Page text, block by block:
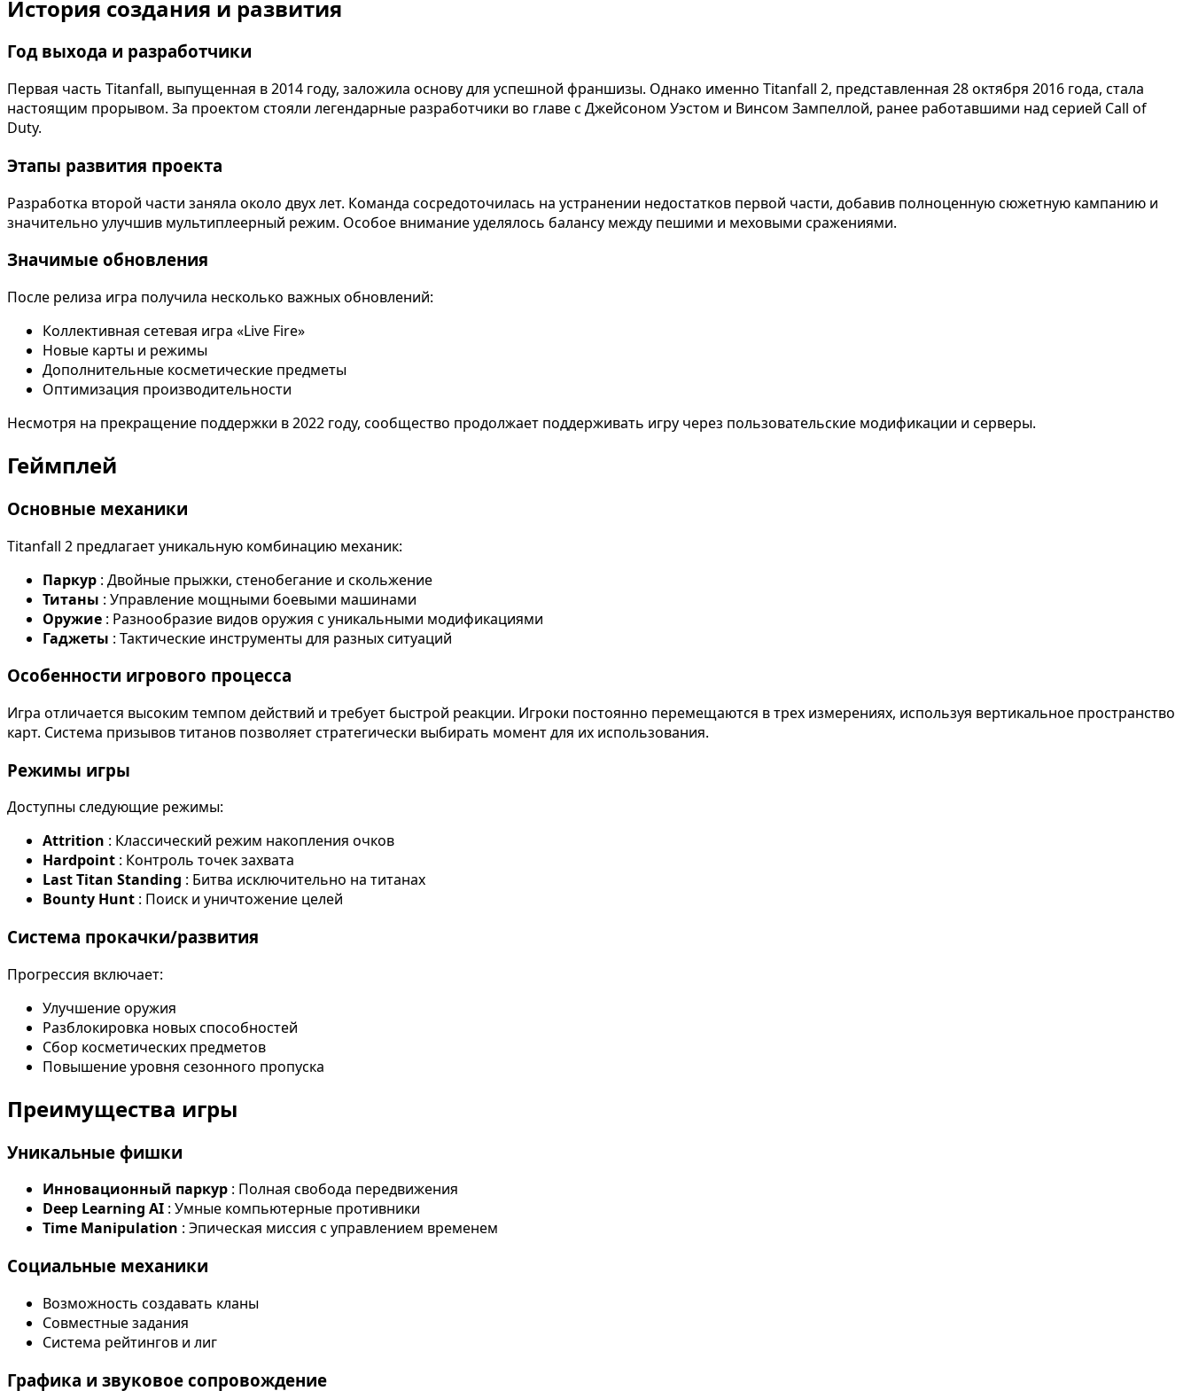
История создания и развития
Год выхода и разработчики
Первая часть Titanfall, выпущенная в 2014 году, заложила основу для успешной франшизы. Однако именно Titanfall 2, представленная 28 октября 2016 года, стала
настоящим прорывом. За проектом стояли легендарные разработчики во главе с Джейсоном Уэстом и Винсом Зампеллой, ранее работавшими над серией Call of
Duty.
Этапы развития проекта
Разработка второй части заняла около двух лет. Команда сосредоточилась на устранении недостатков первой части, добавив полноценную сюжетную кампанию и
значительно улучшив мультиплеерный режим. Особое внимание уделялось балансу между пешими и меховыми сражениями.
Значимые обновления
После релиза игра получила несколько важных обновлений:
Коллективная сетевая игра «Live Fire»
Новые карты и режимы
Дополнительные косметические предметы
Оптимизация производительности
Несмотря на прекращение поддержки в 2022 году, сообщество продолжает поддерживать игру через пользовательские модификации и серверы.
Геймплей
Основные механики
Titanfall 2 предлагает уникальную комбинацию механик:
Паркур : Двойные прыжки, стенобегание и скольжение
Титаны : Управление мощными боевыми машинами
Оружие : Разнообразие видов оружия с уникальными модификациями
Гаджеты : Тактические инструменты для разных ситуаций
Особенности игрового процесса
Игра отличается высоким темпом действий и требует быстрой реакции. Игроки постоянно перемещаются в трех измерениях, используя вертикальное пространство
карт. Система призывов титанов позволяет стратегически выбирать момент для их использования.
Режимы игры
Доступны следующие режимы:
Attrition : Классический режим накопления очков
Hardpoint : Контроль точек захвата
Last Titan Standing : Битва исключительно на титанах
Bounty Hunt : Поиск и уничтожение целей
Система прокачки/развития
Прогрессия включает:
Улучшение оружия
Разблокировка новых способностей
Сбор косметических предметов
Повышение уровня сезонного пропуска
Преимущества игры
Уникальные фишки
Инновационный паркур : Полная свобода передвижения
Deep Learning AI : Умные компьютерные противники
Time Manipulation : Эпическая миссия с управлением временем
Социальные механики
Возможность создавать кланы
Совместные задания
Система рейтингов и лиг
Графика и звуковое сопровождение